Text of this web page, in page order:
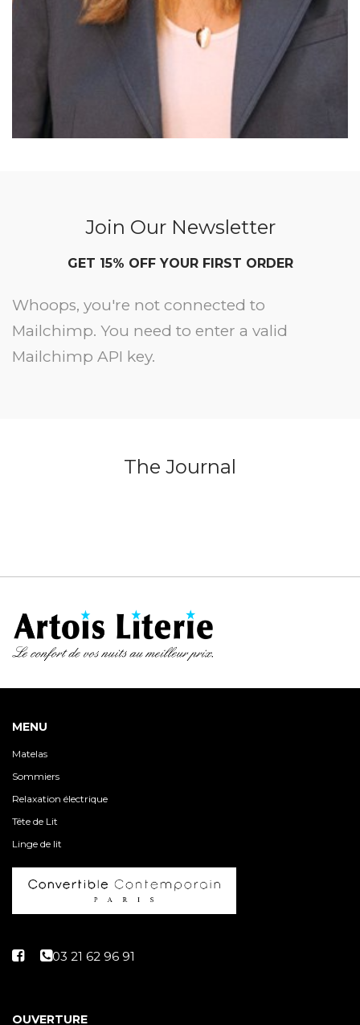
Join Our Newsletter
GET 15% OFF YOUR FIRST ORDER
Whoops, you're not connected to
Mailchimp. You need to enter a valid
Mailchimp API key.
The Journal
MENU
Matelas
Sommiers
Relaxation électrique
Tête de Lit
Linge de lit
OUVERTURE